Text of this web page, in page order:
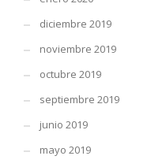
diciembre 2019
noviembre 2019
octubre 2019
septiembre 2019
junio 2019
mayo 2019